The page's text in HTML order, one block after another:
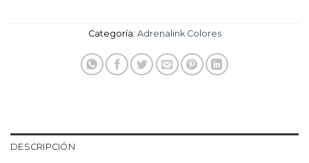
Categoría: Adrenalink Colores
DESCRIPCIÓN